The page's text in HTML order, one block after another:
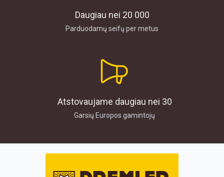
Daugiau nei 20 000
Parduodamų seifų per metus
Atstovaujame daugiau nei 30
Garsių Europos gamintojų